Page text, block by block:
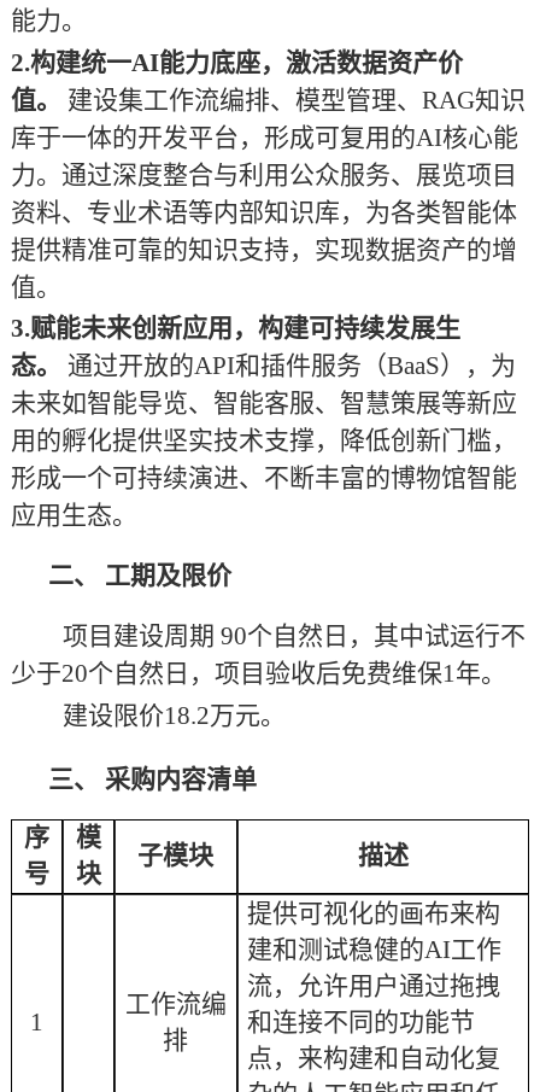
能力。
2.构建统一AI能力底座，激活数据资产价
值。
建设集工作流编排、模型管理、 RAG知识
库于一体的开发平台，形成可复用的AI核心能
力。通过深度整合与利用 公众服务、展览项目
资料、专业术语等内部知识库，为各类智能体
提供精准可靠的知识支持，实现数据资产的增
值。
3.赋能未来创新应用，构建可持续发展生
态。
通过开放的API和插件服务（BaaS），为
未来如智能导览、智能客服、智慧策展等新应
用的孵化提供坚实技术支撑，降低创新门槛，
形成一个可持续演进、不断丰富的博物馆智能
应用生态。
二、 工期及限价
项目建设周期 90个自然日， 其中试运行不
少于20个自然日， 项目验收后免费维保1年。
建设限价18.2万元。
三、 采购内容清单
序
号
模
块
子模块 描述
1
工作流编
排
提供可视化的画布来构
建和测试稳健的AI工作
流，允许用户通过拖拽
和连接不同的功能节
点，来构建和自动化复